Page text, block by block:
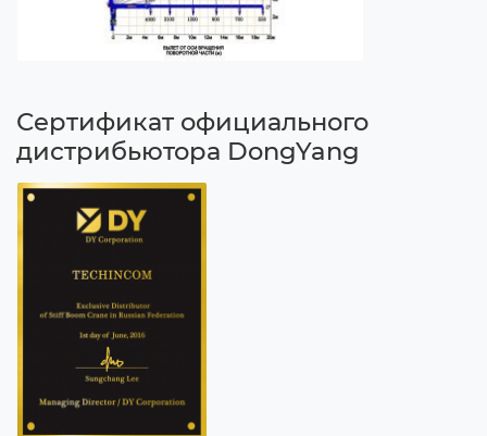
Сертификат официального
дистрибьютора DongYang